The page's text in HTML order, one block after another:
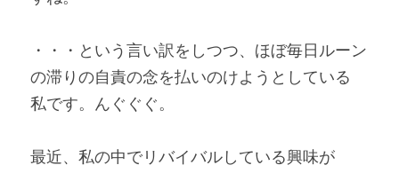
・・・という言い訳をしつつ、ほぼ毎日ルーン
の滞りの自責の念を払いのけようとしている
私です。んぐぐぐ。
最近、私の中でリバイバルしている興味が